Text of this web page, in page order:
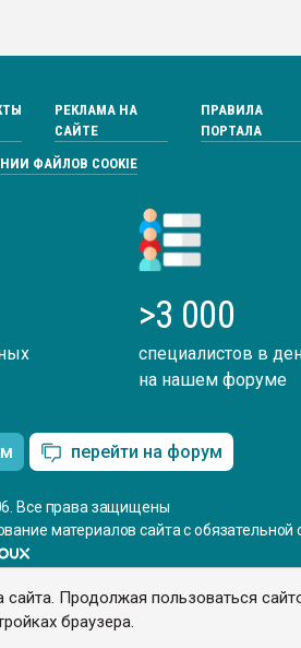
сайта. Продолжая пользоваться
браузера.
РЕКЛАМА НА
САЙТЕ
ПРАВИЛА
ПОРТАЛА
ФАЙЛОВ COOKIE
>3 000
специалистов в
на нашем форуме
перейти на форум
Все права защищены
материалов сайта с